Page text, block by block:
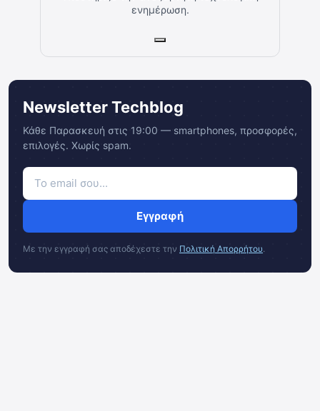
ενημέρωση.
Newsletter Techblog
Κάθε Παρασκευή στις 19:00 — smartphones, προσφορές,
επιλογές. Χωρίς spam.
Εγγραφή
Με την εγγραφή σας αποδέχεστε την Πολιτική Απορρήτου.